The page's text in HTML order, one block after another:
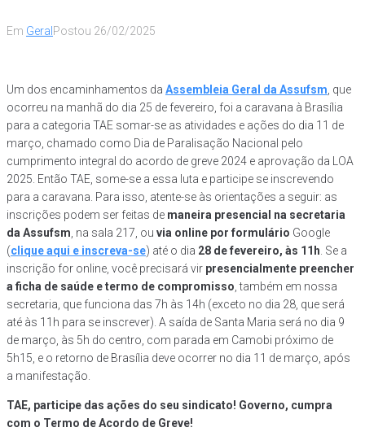
Em Geral Postou 26/02/2025
Um dos encaminhamentos da Assembleia Geral da Assufsm, que
ocorreu na manhã do dia 25 de fevereiro, foi a caravana à Brasília
para a categoria TAE somar-se as atividades e ações do dia 11 de
março, chamado como Dia de Paralisação Nacional pelo
cumprimento integral do acordo de greve 2024 e aprovação da LOA
2025. Então TAE, some-se a essa luta e participe se inscrevendo
para a caravana. Para isso, atente-se às orientações a seguir: as
inscrições podem ser feitas de maneira presencial na secretaria
da Assufsm, na sala 217, ou via online por formulário Google
(clique aqui e inscreva-se) até o dia 28 de fevereiro, às 11h. Se a
inscrição for online, você precisará vir presencialmente preencher
a ficha de saúde e termo de compromisso, também em nossa
secretaria, que funciona das 7h às 14h (exceto no dia 28, que será
até às 11h para se inscrever). A saída de Santa Maria será no dia 9
de março, às 5h do centro, com parada em Camobi próximo de
5h15, e o retorno de Brasília deve ocorrer no dia 11 de março, após
a manifestação.
TAE, participe das ações do seu sindicato! Governo, cumpra
com o Termo de Acordo de Greve!